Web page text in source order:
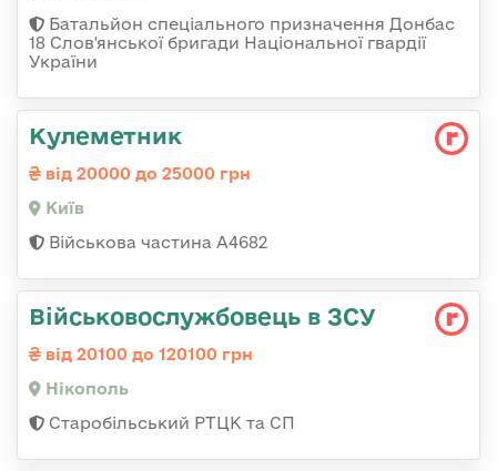
Батальйон спеціального призначення Донбас
18 Слов'янської бригади Національної гвардії
України
Кулеметник
від 20000 до 25000 грн
Київ
Військова частина А4682
Військовослужбовець в ЗСУ
від 20100 до 120100 грн
Нікополь
Старобільський РТЦК та СП